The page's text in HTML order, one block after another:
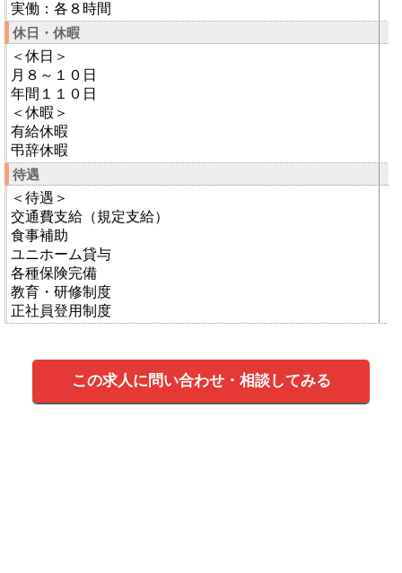
実働：各８時間
休日・休暇
＜休日＞
月８～１０日
年間１１０日
＜休暇＞
有給休暇
弔辞休暇
待遇
＜待遇＞
交通費支給（規定支給）
食事補助
ユニホーム貸与
各種保険完備
教育・研修制度
正社員登用制度
この求人に問い合わせ・相談してみる